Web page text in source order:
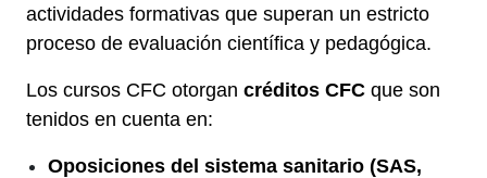
actividades formativas que superan un estricto
proceso de evaluación científica y pedagógica.
Los cursos CFC otorgan créditos CFC que son
tenidos en cuenta en:
Oposiciones del sistema sanitario (SAS,